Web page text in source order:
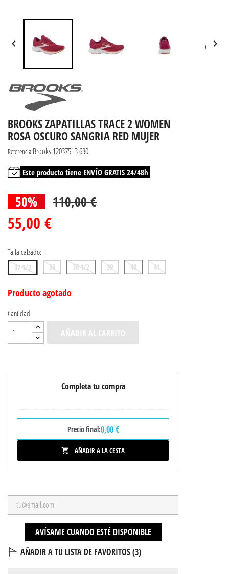
 
BROOKS ZAPATILLAS TRACE 2 WOMEN
ROSA OSCURO SANGRIA RED MUJER
Referencia Brooks 1203751B 630
Este producto tiene ENVÍO GRATIS 24/48h
50% 110,00 €
55,00 €
Talla calzado:
37 1/2 38 38 1/2 39 40 41
Producto agotado
Cantidad
AÑADIR AL CARRITO
Completa tu compra
Precio final:0,00 €
 AÑADIR A LA CESTA
AVÍSAME CUANDO ESTÉ DISPONIBLE
AÑADIR A TU LISTA DE FAVORITOS (3)